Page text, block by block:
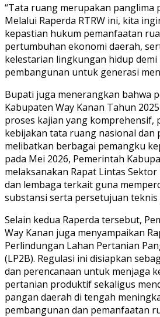
“Tata ruang merupakan panglima
Melalui Raperda RTRW ini, kita
kepastian hukum pemanfaatan
pertumbuhan ekonomi daerah,
kelestarian lingkungan hidup
pembangunan untuk generasi
Bupati juga menerangkan bahwa
Kabupaten Way Kanan Tahun
proses kajian yang komprehensif,
kebijakan tata ruang nasional dan
melibatkan berbagai pemangku
pada Mei 2026, Pemerintah
melaksanakan Rapat Lintas
dan lembaga terkait guna
substansi serta persetujuan
Selain kedua Raperda tersebut,
Way Kanan juga menyampaikan
Perlindungan Lahan Pertanian
(LP2B). Regulasi ini disiapkan
dan perencanaan untuk menjaga
pertanian produktif sekaligus
pangan daerah di tengah
pembangunan dan pemanfaatan